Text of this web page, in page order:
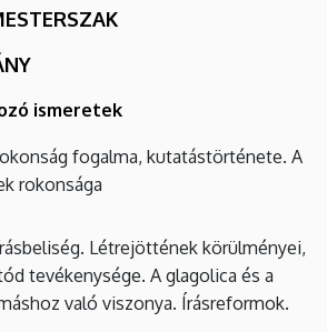
ismeretek
fogalma, kutatástörténete. A
rokonsága
Létrejöttének körülményei,
tevékenysége. A glagolica és a
való viszonya. Írásreformok.